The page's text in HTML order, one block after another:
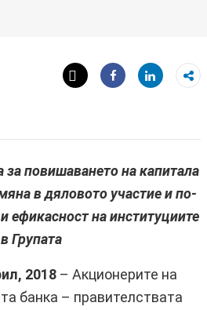
Tweet
Share
Share
за повишаването на капитала
в дяловото участие и по-
ефикасност на институциите
в Групата
2018 – Акционерите на
банка – правителствата